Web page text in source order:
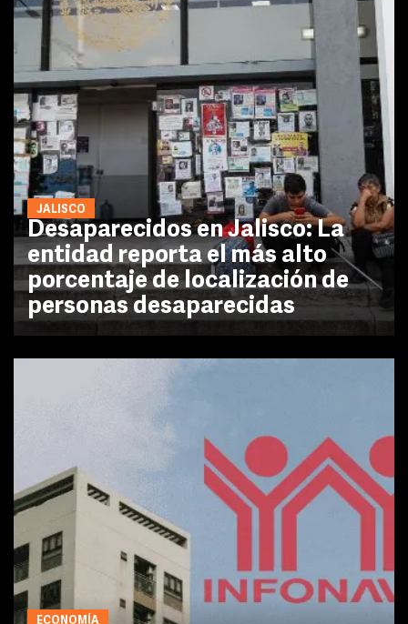
JALISCO
Desaparecidos en Jalisco: La
entidad reporta el más alto
porcentaje de localización de
personas desaparecidas
ECONOMÍA